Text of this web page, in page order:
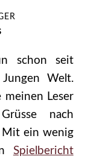
schon seit
Welt.
meinen Leser
nach
Mit ein wenig
Spielbericht